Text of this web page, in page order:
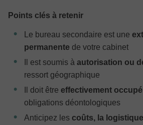
Points clés à retenir
Le bureau secondaire est une
permanente de votre cabinet
Il est soumis à autorisation ou
ressort géographique
Il doit être effectivement occupé
obligations déontologiques
Anticipez les coûts, la